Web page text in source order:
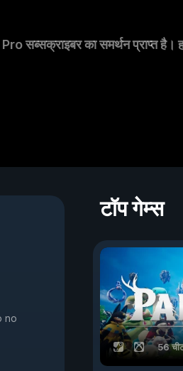
का समर्थन प्राप्त है।
no
टॉप गेम्स
56